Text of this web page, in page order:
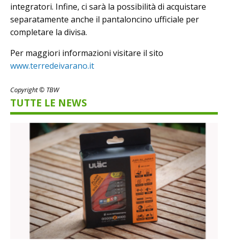
integratori. Infine, ci sarà la possibilità di acquistare
separatamente anche il pantaloncino ufficiale per
completare la divisa.
Per maggiori informazioni visitare il sito
www.terredeivarano.it
Copyright © TBW
TUTTE LE NEWS